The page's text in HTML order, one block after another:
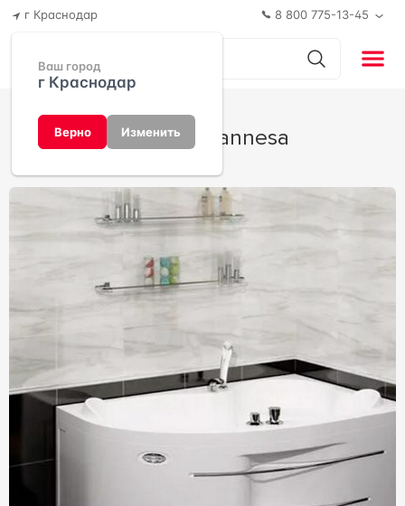
г Краснодар
Ваш город
г Краснодар
Верно Изменить
8 800 775-13-45
Ирма от Vannesa